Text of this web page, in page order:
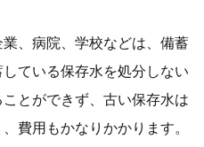
、病院、学校などは、備蓄
ている保存水を処分しない
とができず、古い保存水は
費用もかなりかかります。